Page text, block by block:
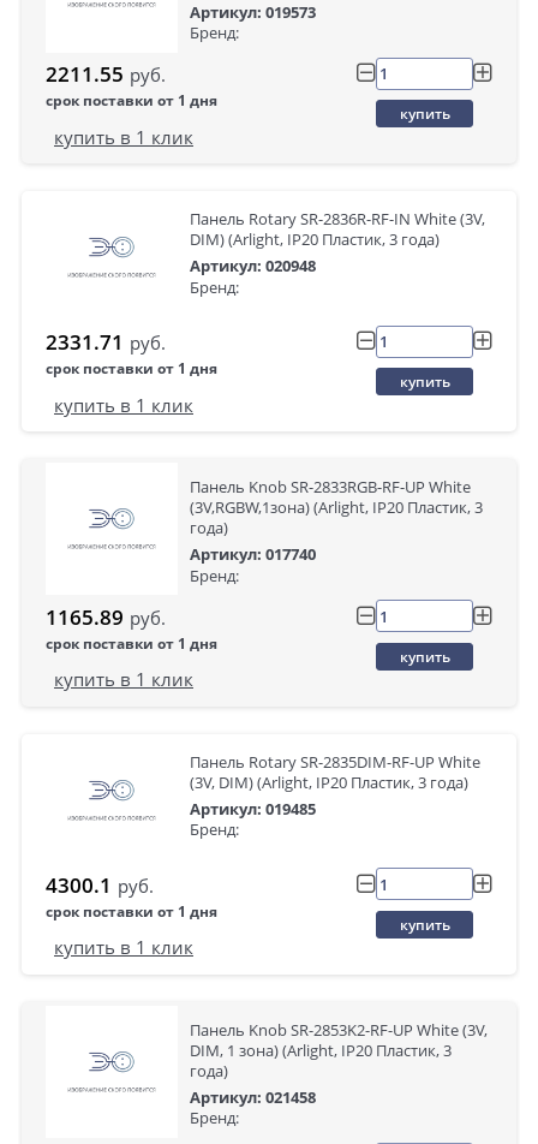
Артикул: 019573
Бренд:
2211.55 руб.
срок поставки от 1 дня
купить
купить в 1 клик
Панель Rotary SR-2836R-RF-IN White (3V,
DIM) (Arlight, IP20 Пластик, 3 года)
Артикул: 020948
Бренд:
2331.71 руб.
срок поставки от 1 дня
купить
купить в 1 клик
Панель Knob SR-2833RGB-RF-UP White
(3V,RGBW,1зона) (Arlight, IP20 Пластик, 3
года)
Артикул: 017740
Бренд:
1165.89 руб.
срок поставки от 1 дня
купить
купить в 1 клик
Панель Rotary SR-2835DIM-RF-UP White
(3V, DIM) (Arlight, IP20 Пластик, 3 года)
Артикул: 019485
Бренд:
4300.1 руб.
срок поставки от 1 дня
купить
купить в 1 клик
Панель Knob SR-2853K2-RF-UP White (3V,
DIM, 1 зона) (Arlight, IP20 Пластик, 3
года)
Артикул: 021458
Бренд: